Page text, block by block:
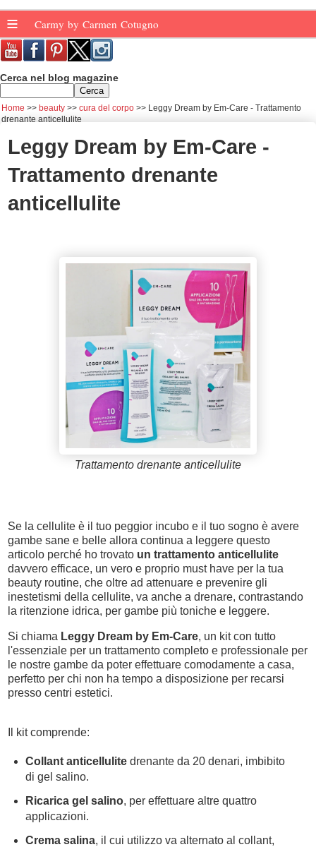
≡ Carmy by Carmen Cotugno
Cerca nel blog magazine
Home beauty cura del corpo
Leggy Dream by Em-Care - Trattamento
drenante anticellulite
Leggy Dream by Em-Care -
Trattamento drenante
anticellulite
Trattamento drenante anticellulite
Se la cellulite è il tuo peggior incubo e il tuo sogno è avere
gambe sane e belle allora continua a leggere questo
articolo perché ho trovato un trattamento anticellulite
davvero efficace, un vero e proprio must have per la tua
beauty routine, che oltre ad attenuare e prevenire gli
inestetismi della cellulite, va anche a drenare, contrastando
la ritenzione idrica, per gambe più toniche e leggere.
Si chiama Leggy Dream by Em-Care, un kit con tutto
l'essenziale per un trattamento completo e professionale per
le nostre gambe da poter effettuare comodamente a casa,
perfetto per chi non ha tempo a disposizione per recarsi
presso centri estetici.
Il kit comprende:
Collant anticellulite drenante da 20 denari, imbibito
di gel salino.
Ricarica gel salino, per effettuare altre quattro
applicazioni.
Crema salina, il cui utilizzo va alternato al collant,